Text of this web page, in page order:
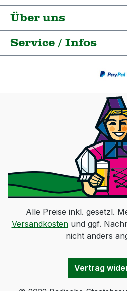
Über uns
Service / Infos
Alle Preise inkl. gesetzl.
Versandkostenund ggf.
nicht anders
Vertrag